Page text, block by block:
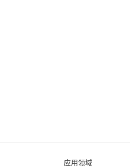
应用领域